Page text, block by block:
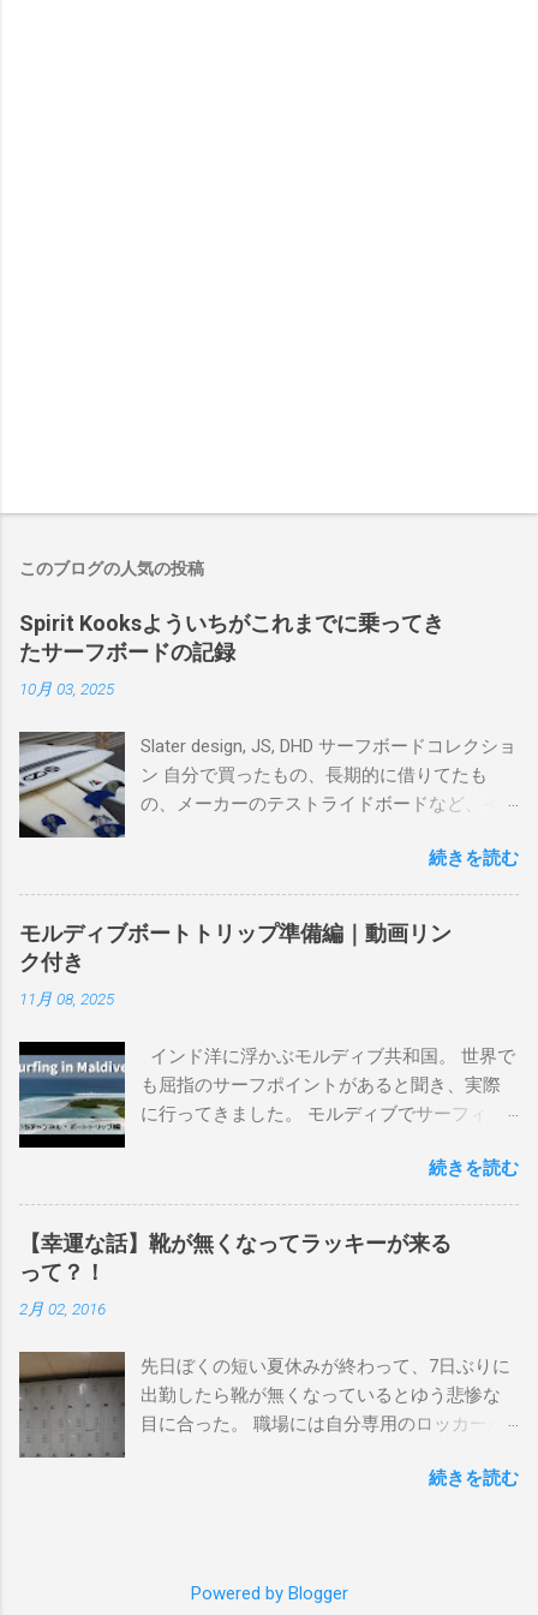
このブログの人気の投稿
Spirit Kooksよういちがこれまでに乗ってき
たサーフボードの記録
10月 03, 2025
Slater design, JS, DHD サーフボードコレクショ
ン 自分で買ったもの、長期的に借りてたも
の、メーカーのテストライドボードなど、イ
を書き残しているページです。 記録と残して
るので、過去のボードたちはもうすでに人に
譲って、手元に無いのがほとんどだけど。 色
んなサーフボードに乗って、サーフィンの世
ーメイドビーチ 最もロングライドしてきたポ
イント スナッパー、レインボーベイ、グリ
ーンマウント、クーリービーチ、キラ、レノ
狙っているポイント バーレー、キラ、レイ
ンボーベイ、クーリービーチ 絶対に入りたい
ポイント ベルズビーチ、グレートオーシャ
ナチュラル DHD DX-1
5'10"×18'3/8×2'3/16 Glassing Team 4×4
Extra Toe patch FCS Dacy 6'0 Nick Maz 5'5"×
18'7/8"×2'5/18 FCS 375mm 295mm Firewire
Slater design OMNI 5' 3"×18'5/8"×2'1/4" Round
続きを読む
モルディブボートトリップ準備編｜動画リン
ク付き
11月 08, 2025
インド洋に浮かぶモルディブ共和国。 世界で
も屈指のサーフポイントがあると聞き、実際
に行ってきました。 モルディブでサーフィン
テルやリゾートに滞在して目の前のブレイク
を独占するスタイル。もうひとつが、複数の
ポイントを巡る「ボートトリップ」です。 今
回はそのボートトリップで、時間と空間の贅
系YouTubeチャンネル「よういちチャンネル
Spirit Kooks」と、国内外のサーフトリップ専
門旅行会社「Geekoutトラベル」さんとのコラ
際に行ったアクセス方法やスケジュールをま
スリランカ・コロンボ空港で乗り換えてモル
続きを読む
【幸運な話】靴が無くなってラッキーが来る
って？！
2月 02, 2016
先日ぼくの短い夏休みが終わって、7日ぶりに
出勤したら靴が無くなっているとゆう悲惨な
目に合った。 職場には自分専用のロッカーが
んでいるのだが、仕事中に履いているシェフ
中には入れたくないのはみんな同じなのだ。
続きを読む
Powered by Blogger